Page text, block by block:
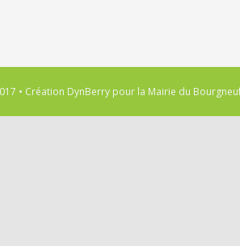
• Création DynBerry pour la Mairie du